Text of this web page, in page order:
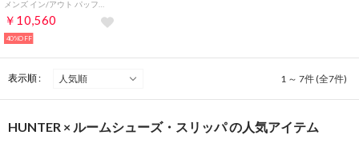
￥10,560
40%OFF
表示順 : 1 ～ 7件 (全7件)
HUNTER × ルームシューズ・スリッパ の人気アイテム